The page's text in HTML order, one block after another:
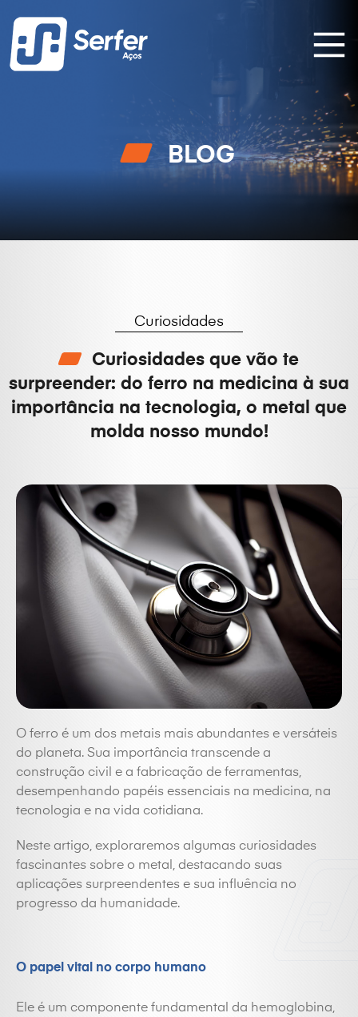
BLOG
Curiosidades
Curiosidades que vão te
surpreender: do ferro na medicina à sua
importância na tecnologia, o metal que
molda nosso mundo!
O ferro é um dos metais mais abundantes e versáteis
do planeta. Sua importância transcende a
construção civil e a fabricação de ferramentas,
desempenhando papéis essenciais na medicina, na
tecnologia e na vida cotidiana.
Neste artigo, exploraremos algumas curiosidades
fascinantes sobre o metal, destacando suas
aplicações surpreendentes e sua influência no
progresso da humanidade.
O papel vital no corpo humano
Ele é um componente fundamental da hemoglobina,